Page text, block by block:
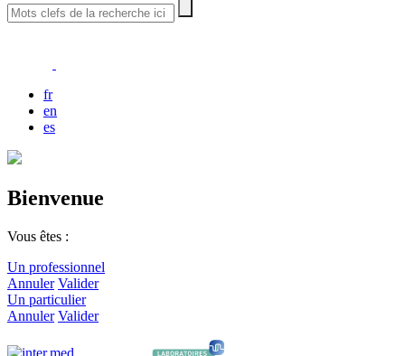
fr
en
es
Bienvenue
Vous êtes :
Un professionnel
Annuler Valider
Un particulier
Annuler Valider